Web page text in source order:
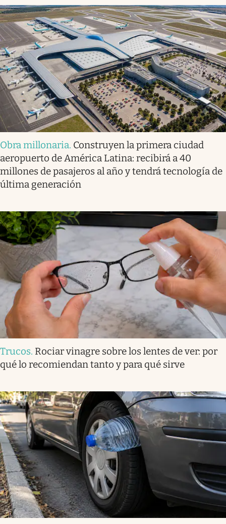
Obra millonaria. Construyen la primera ciudad
aeropuerto de América Latina: recibirá a 40
millones de pasajeros al año y tendrá tecnología de
última generación
Trucos. Rociar vinagre sobre los lentes de ver: por
qué lo recomiendan tanto y para qué sirve